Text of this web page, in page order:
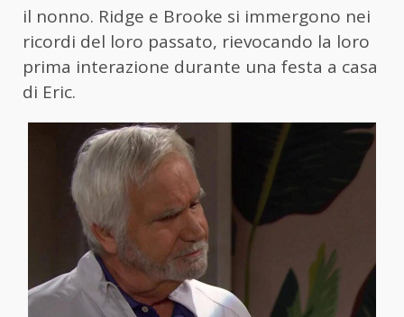
il nonno. Ridge e Brooke si immergono nei
ricordi del loro passato, rievocando la loro
prima interazione durante una festa a casa
di Eric.